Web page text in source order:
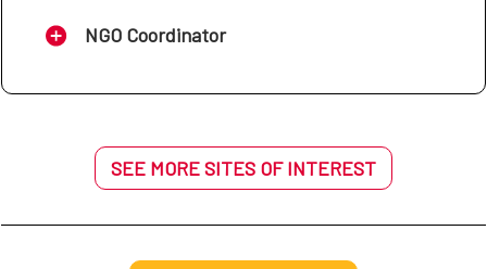
NGO Coordinator
SEE MORE SITES OF INTEREST